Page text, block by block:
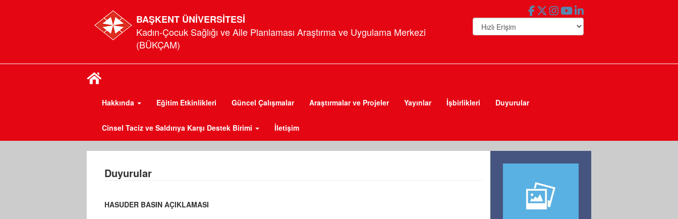
BAŞKENT ÜNİVERSİTESİ
Kadın-Çocuk Sağlığı ve Aile Planlaması Araştırma ve Uygulama Merkezi
(BÜKÇAM)
Hakkında Eğitim Etkinlikleri Güncel Çalışmalar Araştırmalar ve Projeler Yayınlar İşbirlikleri Duyurular
Cinsel Taciz ve Saldırıya Karşı Destek Birimi İletişim
Duyurular
HASUDER BASIN AÇIKLAMASI